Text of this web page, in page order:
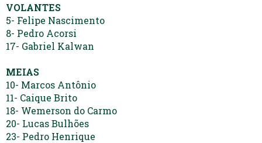
VOLANTES
5- Felipe Nascimento
8- Pedro Acorsi
17- Gabriel Kalwan
MEIAS
10- Marcos Antônio
11- Caique Brito
18- Wemerson do Carmo
20- Lucas Bulhões
23- Pedro Henrique